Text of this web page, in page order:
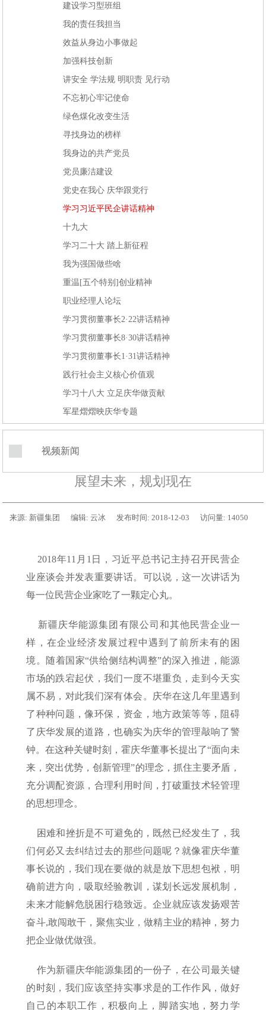
建设学习型班组
我的责任我担当
效益从身边小事做起
加强科技创新
讲安全 学法规 明职责 见行动
不忘初心牢记使命
绿色煤化改变生活
寻找身边的榜样
我身边的共产党员
党员廉洁建设
党史在我心 庆华跟党行
学习习近平民企讲话精神
十九大
学习二十大 踏上新征程
我为强国做些啥
重温[五个特别]创业精神
职业经理人论坛
学习贯彻董事长2·22讲话精神
学习贯彻董事长8·30讲话精神
学习贯彻董事长1·31讲话精神
践行社会主义核心价值观
学习十八大 立足庆华做贡献
军星熠熠映庆华专题
视频新闻
展望未来，规划现在
来源: 新疆集团 编辑: 云冰 发布时间: 2018-12-03 访问量: 14050
2018年11月1日，习近平总书记主持召开民营企
业座谈会并发表重要讲话。可以说，这一次讲话为
每一位民营企业家吃了一颗定心丸。
新疆庆华能源集团有限公司和其他民营企业一
样，在企业经济发展过程中遇到了前所未有的困
境。随着国家“供给侧结构调整”的深入推进，能源
市场的跌宕起伏，我们一度不堪重负，走到今天实
属不易，对此我们深有体会。庆华在这几年里遇到
了种种问题，像环保，资金，地方政策等等，阻碍
了庆华发展的道路，也确实为庆华的管理敲响了警
钟。在这种关键时刻，霍庆华董事长提出了“面向未
来，突出优势，创新管理”的理念，抓住主要矛盾，
充分调配资源，合理利用时间，打破重技术轻管理
的思想理念。
困难和挫折是不可避免的，既然已经发生了，我
们何必又去纠结过去的那些问题呢？就像霍庆华董
事长说的，我们现在要做的就是放下思想包袱，明
确前进方向，吸取经验教训，谋划长远发展机制，
未来才能解危脱困行稳致远。企业就应该发扬艰苦
奋斗,敢闯敢干，聚焦实业，做精主业的精神，努力
把企业做优做强。
作为新疆庆华能源集团的一份子，在公司最关键
的时刻，我们应该坚持实事求是的工作作风，做好
自己的本职工作，积极向上，脚踏实地，努力学